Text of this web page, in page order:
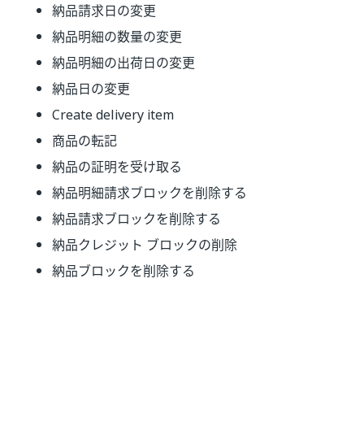
納品請求日の変更
納品明細の数量の変更
納品明細の出荷日の変更
納品日の変更
Create delivery item
商品の転記
納品の証明を受け取る
納品明細請求ブロックを削除する
納品請求ブロックを削除する
納品クレジット ブロックの削除
納品ブロックを削除する